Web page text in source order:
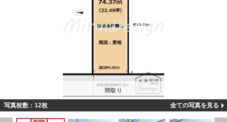
間取り
写真枚数：12枚 全ての写真を見る